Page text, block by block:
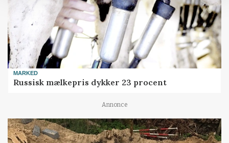
MARKED
Russisk mælkepris dykker 23 procent
Annonce